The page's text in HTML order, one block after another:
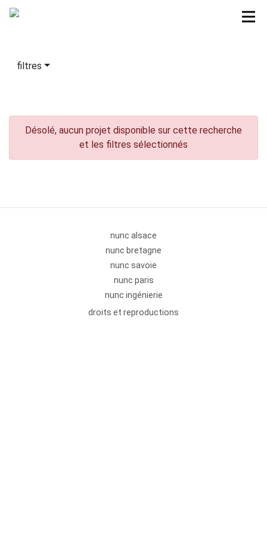
filtres
Désolé, aucun projet disponible sur cette recherche
et les filtres sélectionnés
nunc alsace
nunc bretagne
nunc savoie
nunc paris
nunc ingénierie
droits et reproductions